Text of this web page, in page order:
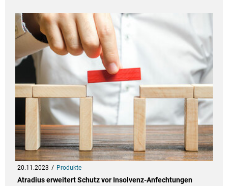
20.11.2023 Produkte
Atradius erweitert Schutz vor Insolvenz-Anfechtungen